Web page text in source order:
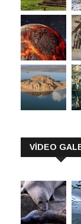
VİDEO